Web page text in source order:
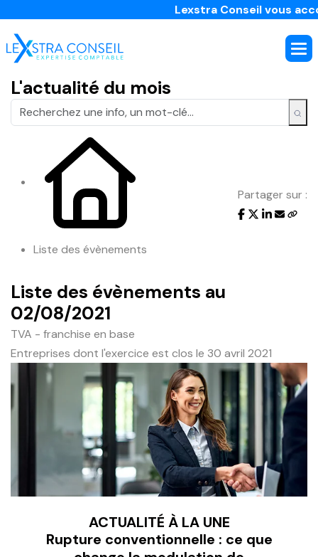
Lexstra Conseil vous
L'actualité du mois
Liste des évènements
Partager sur :
Liste des évènements au
02/08/2021
TVA - franchise en base
Entreprises dont l'exercice est clos le 30 avril 2021
ACTUALITÉ À LA UNE
Rupture conventionnelle : ce que